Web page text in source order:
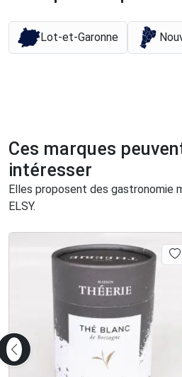
Lot-et-Garonne
Ces marques
intéresser
Elles proposent des gastronomie
ELSY.